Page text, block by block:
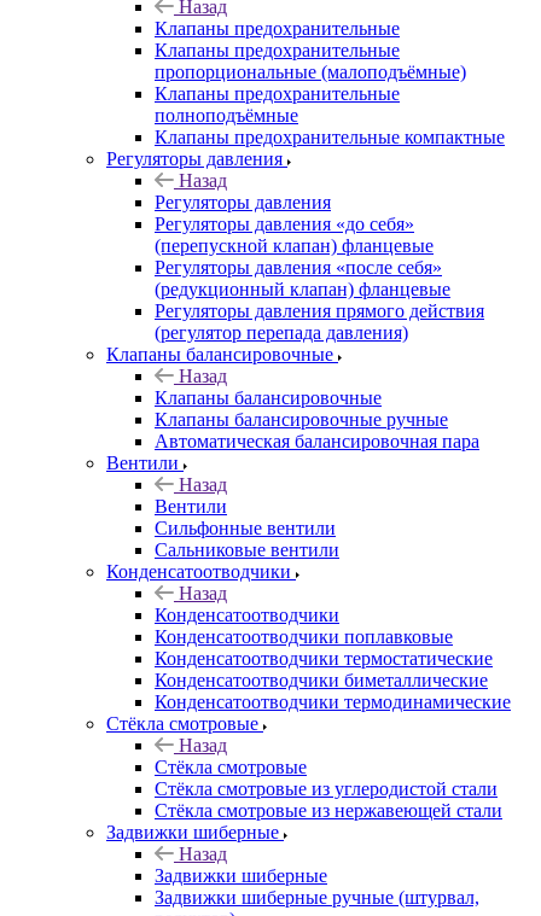
Назад
Клапаны предохранительные
Клапаны предохранительные
пропорциональные (малоподъёмные)
Клапаны предохранительные
полноподъёмные
Клапаны предохранительные компактные
Регуляторы давления
Назад
Регуляторы давления
Регуляторы давления «до себя»
(перепускной клапан) фланцевые
Регуляторы давления «после себя»
(редукционный клапан) фланцевые
Регуляторы давления прямого действия
(регулятор перепада давления)
Клапаны балансировочные
Назад
Клапаны балансировочные
Клапаны балансировочные ручные
Автоматическая балансировочная пара
Вентили
Назад
Вентили
Сильфонные вентили
Сальниковые вентили
Конденсатоотводчики
Назад
Конденсатоотводчики
Конденсатоотводчики поплавковые
Конденсатоотводчики термостатические
Конденсатоотводчики биметаллические
Конденсатоотводчики термодинамические
Стёкла смотровые
Назад
Стёкла смотровые
Стёкла смотровые из углеродистой стали
Стёкла смотровые из нержавеющей стали
Задвижки шиберные
Назад
Задвижки шиберные
Задвижки шиберные ручные (штурвал,